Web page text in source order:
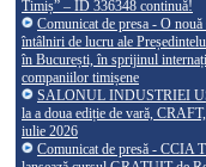
Timiș” – ID 336348 continuă!
Comunicat de presa - O nouă
întâlniri de lucru ale
în București, în sprijinul
companiilor timișene
SALONUL INDUSTRIEI
la a doua ediție de vară,
iulie 2026
Comunicat de presă - CCIA